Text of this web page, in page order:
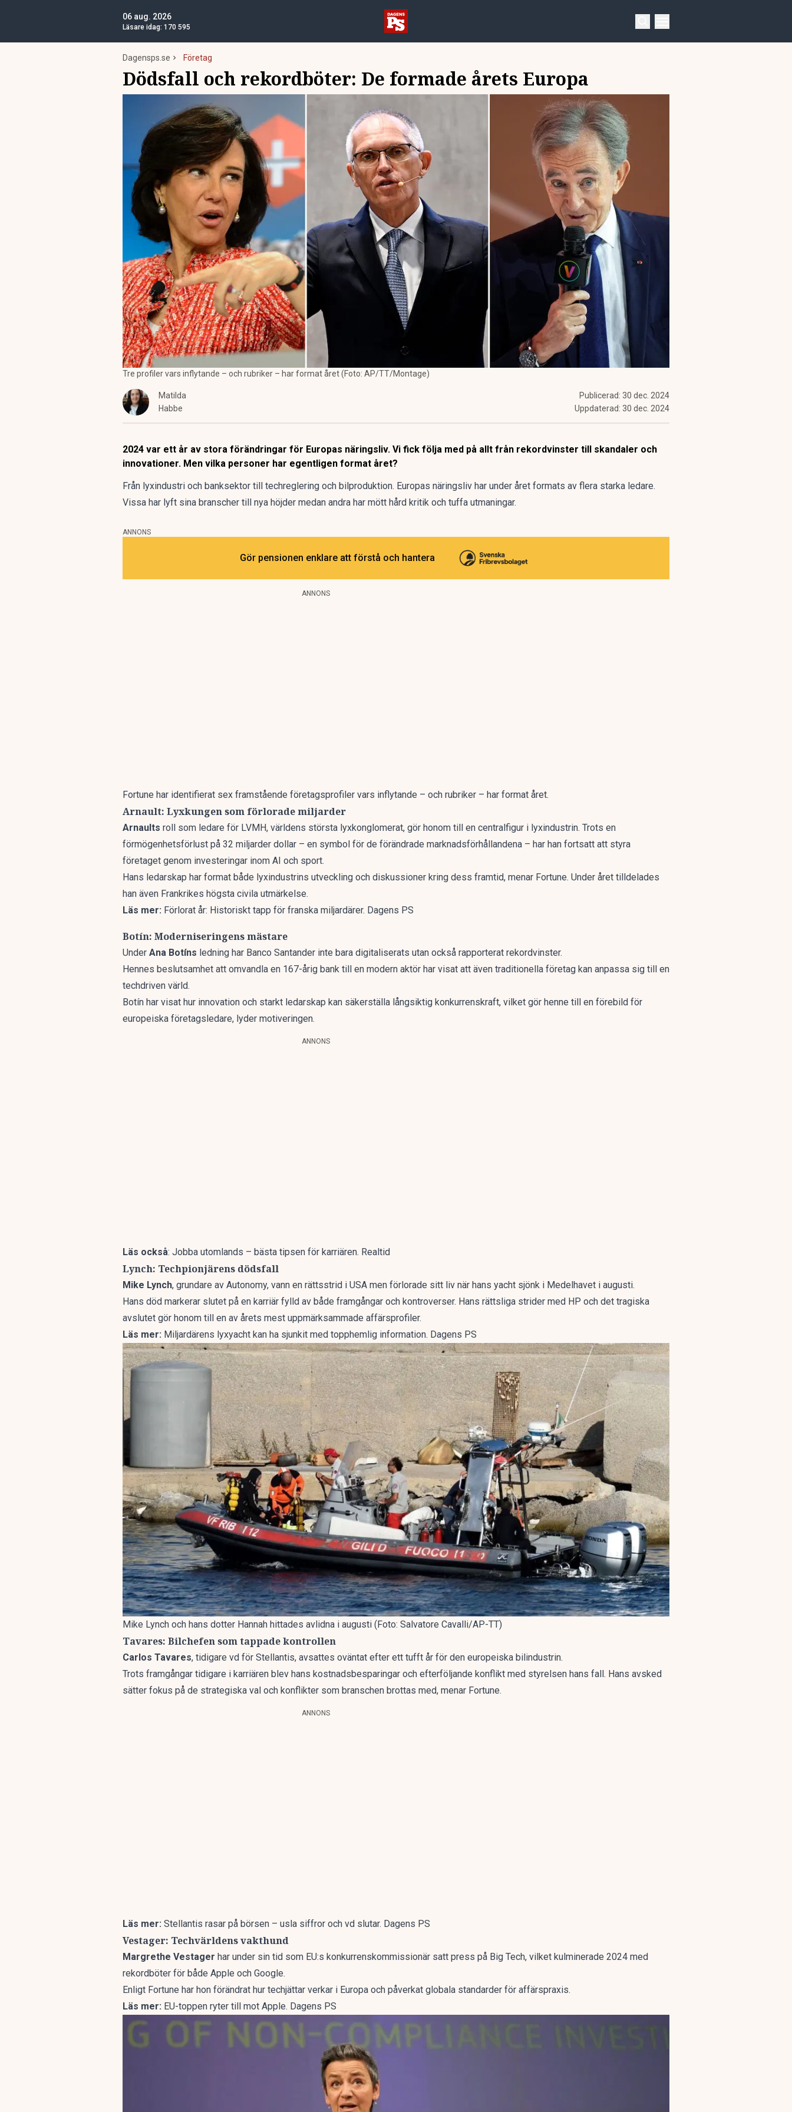
06 aug. 2026
Läsare idag: 170 595
Dagensps.se Företag
Dödsfall och rekordböter: De formade årets Europa
Tre profiler vars inflytande – och rubriker – har format året (Foto: AP/TT/Montage)
Matilda
Habbe
Publicerad: 30 dec. 2024
Uppdaterad: 30 dec. 2024
2024 var ett år av stora förändringar för Europas näringsliv. Vi fick följa med på allt från rekordvinster till skandaler och
innovationer. Men vilka personer har egentligen format året?
Från lyxindustri och banksektor till techreglering och bilproduktion. Europas näringsliv har under året formats av flera starka ledare.
Vissa har lyft sina branscher till nya höjder medan andra har mött hård kritik och tuffa utmaningar.
ANNONS
Gör pensionen enklare att förstå och hantera
ANNONS
Fortune har identifierat sex framstående företagsprofiler vars inflytande – och rubriker – har format året.
Arnault: Lyxkungen som förlorade miljarder
Arnaults roll som ledare för LVMH, världens största lyxkonglomerat, gör honom till en centralfigur i lyxindustrin. Trots en
förmögenhetsförlust på 32 miljarder dollar – en symbol för de förändrade marknadsförhållandena – har han fortsatt att styra
företaget genom investeringar inom AI och sport.
Hans ledarskap har format både lyxindustrins utveckling och diskussioner kring dess framtid, menar Fortune. Under året tilldelades
han även Frankrikes högsta civila utmärkelse.
Läs mer: Förlorat år: Historiskt tapp för franska miljardärer. Dagens PS
Botín: Moderniseringens mästare
Under Ana Botíns ledning har Banco Santander inte bara digitaliserats utan också rapporterat rekordvinster.
Hennes beslutsamhet att omvandla en 167-årig bank till en modern aktör har visat att även traditionella företag kan anpassa sig till en
techdriven värld.
Botín har visat hur innovation och starkt ledarskap kan säkerställa långsiktig konkurrenskraft, vilket gör henne till en förebild för
europeiska företagsledare, lyder motiveringen.
ANNONS
Läs också: Jobba utomlands – bästa tipsen för karriären. Realtid
Lynch: Techpionjärens dödsfall
Mike Lynch, grundare av Autonomy, vann en rättsstrid i USA men förlorade sitt liv när hans yacht sjönk i Medelhavet i augusti.
Hans död markerar slutet på en karriär fylld av både framgångar och kontroverser. Hans rättsliga strider med HP och det tragiska
avslutet gör honom till en av årets mest uppmärksammade affärsprofiler.
Läs mer: Miljardärens lyxyacht kan ha sjunkit med topphemlig information. Dagens PS
Mike Lynch och hans dotter Hannah hittades avlidna i augusti (Foto: Salvatore Cavalli/AP-TT)
Tavares: Bilchefen som tappade kontrollen
Carlos Tavares, tidigare vd för Stellantis, avsattes oväntat efter ett tufft år för den europeiska bilindustrin.
Trots framgångar tidigare i karriären blev hans kostnadsbesparingar och efterföljande konflikt med styrelsen hans fall. Hans avsked
sätter fokus på de strategiska val och konflikter som branschen brottas med, menar Fortune.
ANNONS
Läs mer: Stellantis rasar på börsen – usla siffror och vd slutar. Dagens PS
Vestager: Techvärldens vakthund
Margrethe Vestager har under sin tid som EU:s konkurrenskommissionär satt press på Big Tech, vilket kulminerade 2024 med
rekordböter för både Apple och Google.
Enligt Fortune har hon förändrat hur techjättar verkar i Europa och påverkat globala standarder för affärspraxis.
Läs mer: EU-toppen ryter till mot Apple. Dagens PS